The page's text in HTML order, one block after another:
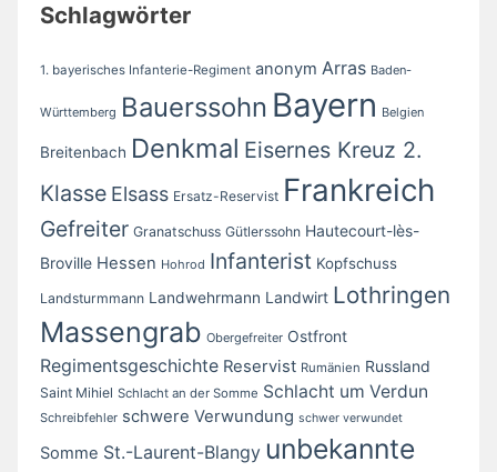
Schlagwörter
1. bayerisches Infanterie-Regiment anonym Arras Baden-
Württemberg Bauerssohn Bayern Belgien
Breitenbach Denkmal Eisernes Kreuz 2.
Klasse Elsass Ersatz-Reservist Frankreich
Gefreiter Granatschuss Gütlerssohn Hautecourt-lès-
Broville Hessen Hohrod Infanterist Kopfschuss
Landsturmmann Landwehrmann Landwirt Lothringen
Massengrab Obergefreiter Ostfront
Regimentsgeschichte Reservist Rumänien Russland
Saint Mihiel Schlacht an der Somme Schlacht um Verdun
Schreibfehler schwere Verwundung schwer verwundet
Somme St.-Laurent-Blangy unbekannte